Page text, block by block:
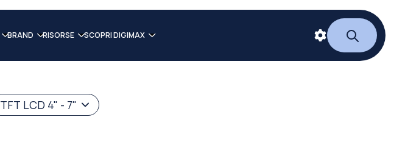
BRAND RISORSE SCOPRI DIGIMAX
TFT LCD 4" - 7"